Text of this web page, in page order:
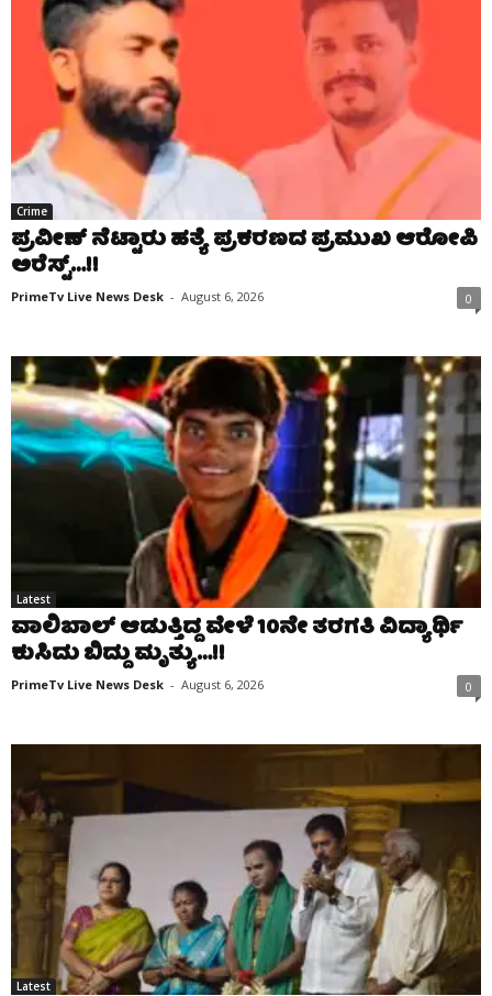
Crime
ಪ್ರವೀಣ್ ನೆಟ್ಟಾರು ಹತ್ಯೆ ಪ್ರಕರಣದ ಪ್ರಮುಖ ಆರೋಪಿ
ಅರೆಸ್ಟ್…!!
PrimeTv Live News Desk - August 6, 2026 0
Latest
ವಾಲಿಬಾಲ್ ಆಡುತ್ತಿದ್ದ ವೇಳೆ 10ನೇ ತರಗತಿ ವಿದ್ಯಾರ್ಥಿ
ಕುಸಿದು ಬಿದ್ದು ಮೃತ್ಯು…!!
PrimeTv Live News Desk - August 6, 2026 0
Latest